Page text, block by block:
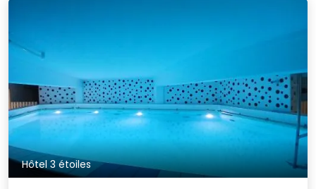
Hôtel 3 étoiles